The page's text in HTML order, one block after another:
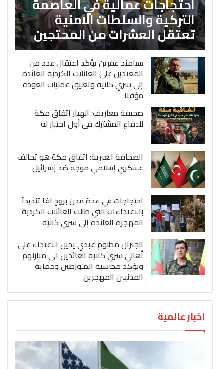
التركية والسلطات الامنية
تعتقل العشرات من المحتجين
سيامند عفرين يؤكد اعتقال عدد من
المعتدين على العائلات الكردية العائدة
إلى سري كانيه وتعليق عمليات العودة
مؤقتا
صحيفة معاريف: انهيار اتفاق مكة
للدفاع المشترك في أول اختبار له
الصحافة العبرية: اتفاق مكة هو تحالف
عسكري إسلامي موجه ضد إسرائيل
احتجاجات في عدة مدن بروج آفا تنديداً
بالاعتداءات التي طالت العائلات الكردية
المهجرة العائدة إلى سري كانيه
الجنرال مظلوم عبدي يدين الاعتداء على
أهالي سري كانيه العائدين الى منازلهم
ويؤكد محاسبة المتورطين وحماية
المدنيين المهجرين
اخبار عالمية